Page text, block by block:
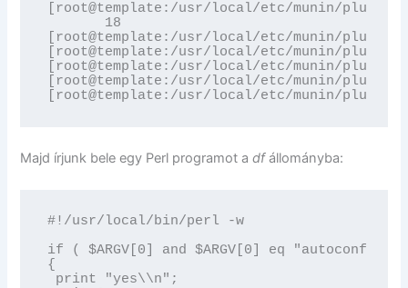
[root@template:/usr/local/etc/munin/
       18
[root@template:/usr/local/etc/munin/
[root@template:/usr/local/etc/munin/
[root@template:/usr/local/etc/munin/
[root@template:/usr/local/etc/munin/
[root@template:/usr/local/etc/munin/
Majd írjunk bele egy Perl programot adfállományba:
#!/usr/local/bin/perl -w
if ( $ARGV[0] and $ARGV[0] eq "autoconf" )
{
print "yes\\n";